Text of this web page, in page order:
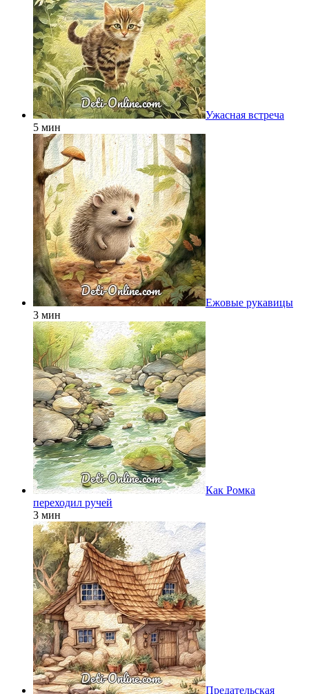
Ужасная встреча
5 мин
Ежовые рукавицы
3 мин
Как Ромка
переходил ручей
3 мин
Предательская